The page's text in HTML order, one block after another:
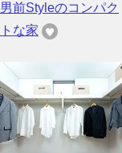
男前Styleのコンパク
トな家